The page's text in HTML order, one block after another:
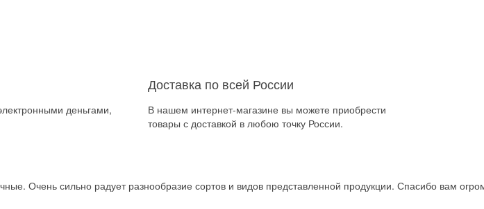
деньгами,
Доставка по всей России
В нашем интернет-магазине вы можете приобрести
товары с доставкой в любою точку России.
Очень сильно радует разнообразие сортов и видов представленной продукции. Спасибо вам